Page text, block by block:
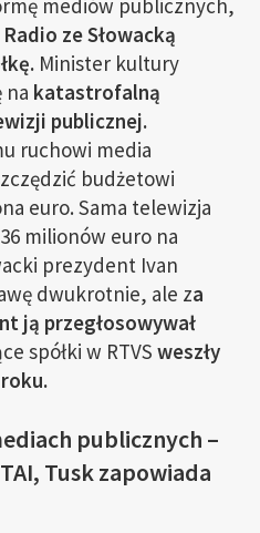
mediów publicznych,
ze Słowacką
Minister kultury
na katastrofalną
publicznej.
ruchowi media
budżetowi
euro. Sama telewizja
milionów euro na
prezydent Ivan
dwukrotnie, ale za
ją przegłosowywał
spółki w RTVS weszły
publicznych –
Tusk zapowiada